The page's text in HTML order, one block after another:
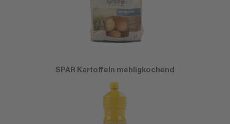
SPAR Kartoffeln mehligkochend